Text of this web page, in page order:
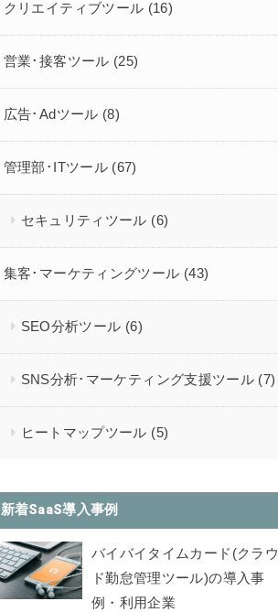
クリエイティブツール (16)
営業･接客ツール (25)
広告･Adツール (8)
管理部･ITツール (67)
セキュリティツール (6)
集客･マーケティングツール (43)
SEO分析ツール (6)
SNS分析･マーケティング支援ツール (7)
ヒートマップツール (5)
新着SaaS導入事例
バイバイタイムカード(クラウ
ド勤怠管理ツール)の導入事
例・利用企業